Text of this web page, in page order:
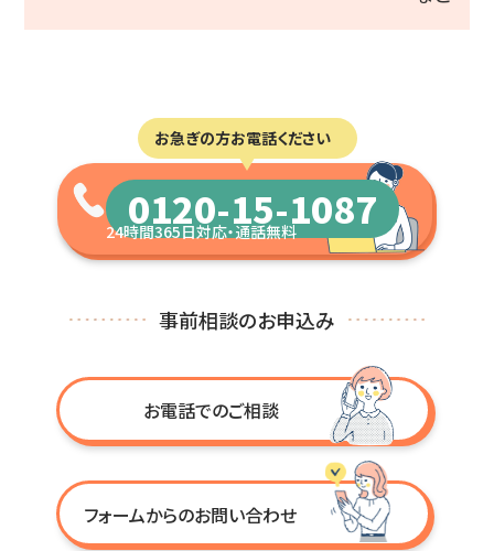
お急ぎの方お電話ください
0120-15-1087
24時間365日対応・通話無料
事前相談のお申込み
お電話でのご相談
フォームからのお問い合わせ